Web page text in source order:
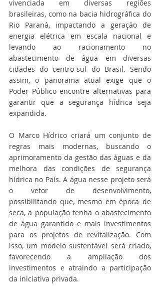
vivenciada em diversas regiões
brasileiras, como na bacia hidrográfica do
Rio Paraná, impactando a geração de
energia elétrica em escala nacional e
levando ao racionamento no
abastecimento de água em diversas
cidades do centro-sul do Brasil. Sendo
assim, o panorama atual exige que o
Poder Público encontre alternativas para
garantir que a segurança hídrica seja
expandida.
O Marco Hídrico criará um conjunto de
regras mais modernas, buscando o
aprimoramento da gestão das águas e da
melhora das condições de segurança
hídrica no País. A água nesse projeto será
o vetor de desenvolvimento,
possibilitando que, mesmo em época de
seca, a população tenha o abastecimento
de água garantido e mais investimentos
para os projetos de revitalização. Com
isso, um modelo sustentável será criado,
favorecendo a ampliação dos
investimentos e atraindo a participação
da iniciativa privada.